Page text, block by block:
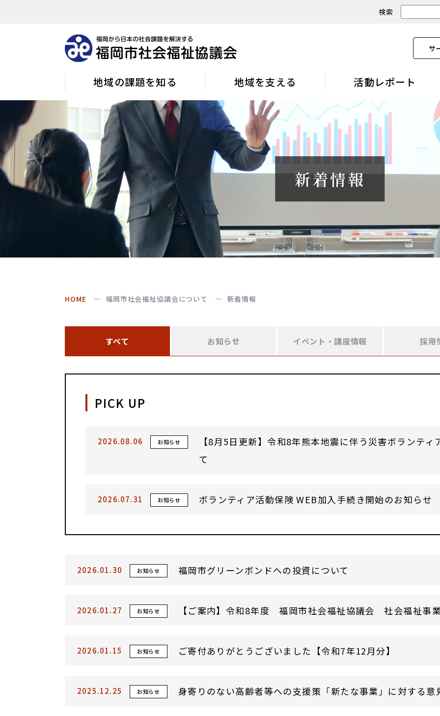
検索
サ
地域の課題を知る 地域を支える 活動レポート
新着情報
HOME 福岡市社会福祉協議会について 新着情報
すべて お知らせ イベント・講座情報 採用
PICK UP
2026.08.06 お知らせ
【8月5日更新】令和8年熊本地震に伴う災害ボランテ
て
2026.07.31 お知らせ ボランティア活動保険 WEB加入手続き開始のお知らせ
2026.01.30 お知らせ 福岡市グリーンボンドへの投資について
2026.01.27 お知らせ 【ご案内】令和8年度 福岡市社会福祉協議会 社会福祉事
2026.01.15 お知らせ ご寄付ありがとうございました【令和7年12月分】
2025.12.25 お知らせ 身寄りのない高齢者等への支援策「新たな事業」に対する意